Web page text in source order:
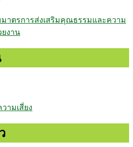
มาตรการส่งเสริมคุณธรรมและความ
งาน
ามเสี่ยง